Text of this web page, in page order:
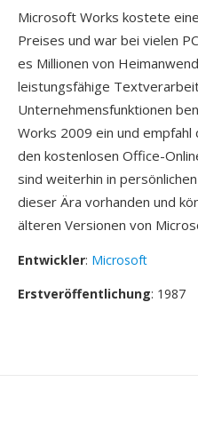
Microsoft Works kostete
Preises und war bei vielen
es Millionen von
leistungsfähige
Unternehmensfunktionen
Works 2009 ein und empfahl
den kostenlosen Office-
sind weiterhin in
dieser Ära vorhanden und
älteren Versionen von
Entwickler: Microsoft
Erstveröffentlichung: 1987